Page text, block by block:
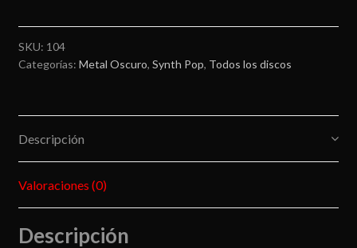
SKU: 104
Categorías: Metal Oscuro, Synth Pop, Todos los discos
Descripción
Valoraciones (0)
Descripción